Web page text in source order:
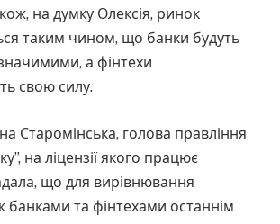
на думку Олексія, ринок
таким чином, що банки будуть
а фінтехи
свою силу.
Старомінська, голова правління
на ліцензії якого працює
що для вирівнювання
банками та фінтехами останнім